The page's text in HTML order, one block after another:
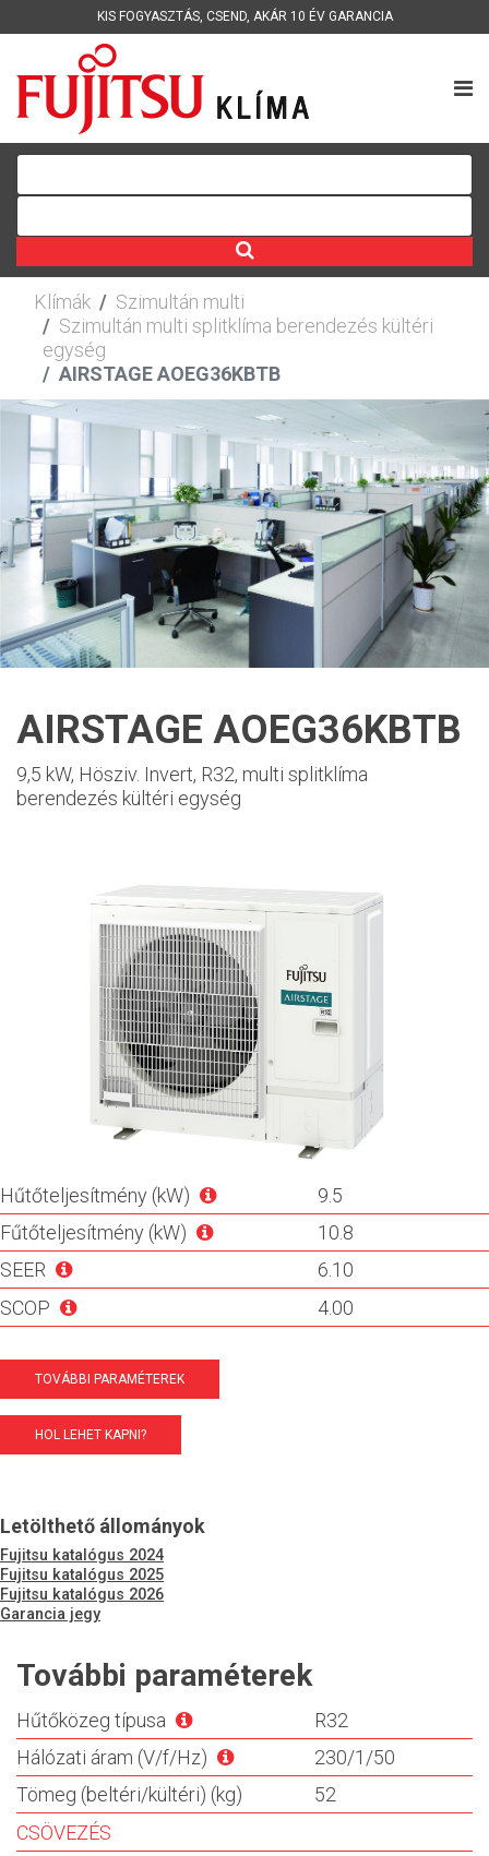
KIS FOGYASZTÁS, CSEND, AKÁR 10 ÉV GARANCIA
Klímák
Szimultán multi
Szimultán multi splitklíma berendezés kültéri
egység
AIRSTAGE AOEG36KBTB
AIRSTAGE AOEG36KBTB
9,5 kW, Hösziv. Invert, R32, multi splitklíma
berendezés kültéri egység
Hűtőteljesítmény (kW)
9.5
Fűtőteljesítmény (kW)
10.8
SEER
6.10
SCOP
4.00
TOVÁBBI PARAMÉTEREK
HOL LEHET KAPNI?
Letölthető állományok
Fujitsu katalógus 2024
Fujitsu katalógus 2025
Fujitsu katalógus 2026
Garancia jegy
További paraméterek
Hűtőközeg típusa
R32
Hálózati áram (V/f/Hz)
230/1/50
Tömeg (beltéri/kültéri) (kg)
52
CSÖVEZÉS